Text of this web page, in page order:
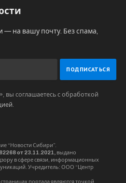
— на вашу почту. Без спама,
вы соглашаетесь с обработкой
.
“Новости Сибири”.
от 23.11.2021, выдано
в сфере связи, информационных
Учредитель: ООО “Центр
портала являются точкой